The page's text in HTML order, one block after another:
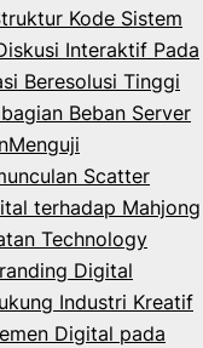
Kode Sistem
Interaktif Pada
Beresolusi Tinggi
Beban Server
Menguji
Scatter
terhadap Mahjong
Technology
Digital
Industri Kreatif
Digital pada